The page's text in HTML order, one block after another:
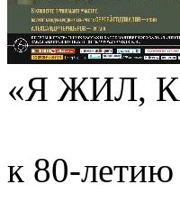
«Я ЖИЛ,
к 80-